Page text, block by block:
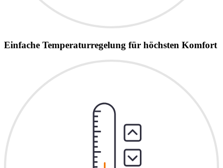
Einfache Temperaturregelung für höchsten Komfort